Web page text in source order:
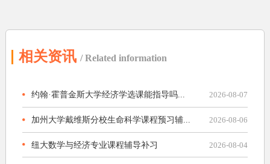
相关资讯 / Related information
约翰·霍普金斯大学经济学选课能指导吗... 2026-08-07
加州大学戴维斯分校生命科学课程预习辅... 2026-08-06
纽大数学与经济专业课程辅导补习 2026-08-04